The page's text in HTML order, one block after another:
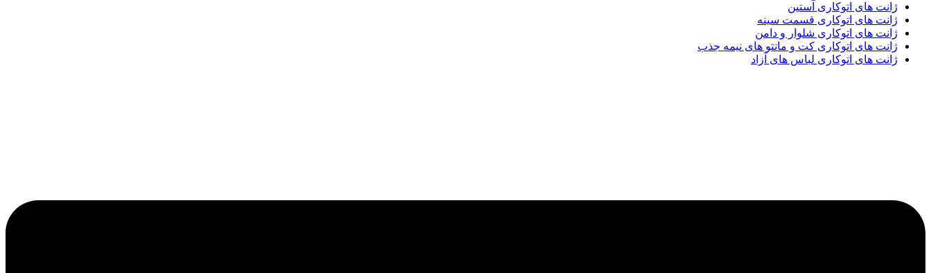
ژانت های اتوکاری آستین
ژانت های اتوکاری قسمت سینه
ژانت های اتوکاری شلوار و دامن
ژانت های اتوکاری کت و مانتو های نیمه جذب
ژانت های اتوکاری لباس های آزاد